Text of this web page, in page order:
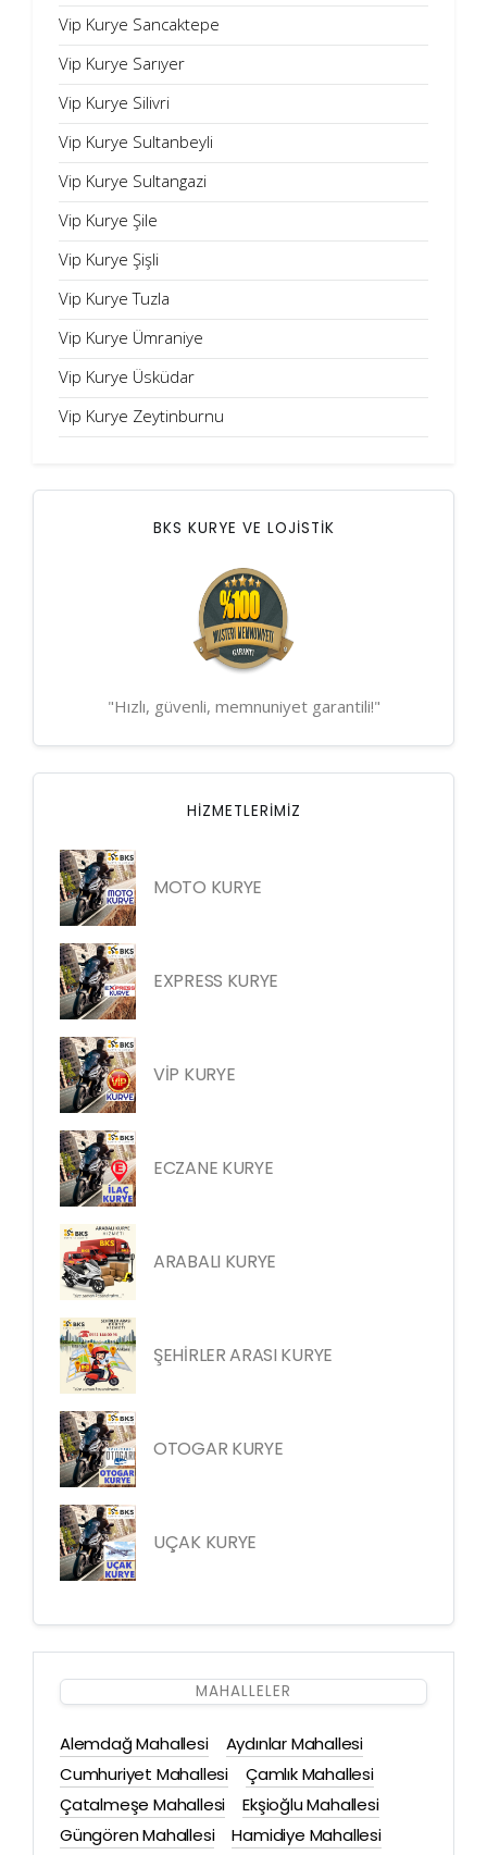
Vip Kurye Sancaktepe
Vip Kurye Sarıyer
Vip Kurye Silivri
Vip Kurye Sultanbeyli
Vip Kurye Sultangazi
Vip Kurye Şile
Vip Kurye Şişli
Vip Kurye Tuzla
Vip Kurye Ümraniye
Vip Kurye Üsküdar
Vip Kurye Zeytinburnu
BKS KURYE VE LOJİSTİK
"Hızlı, güvenli, memnuniyet garantili!"
HIZMETLERIMIZ
MOTO KURYE
EXPRESS KURYE
VİP KURYE
ECZANE KURYE
ARABALI KURYE
ŞEHİRLER ARASI KURYE
OTOGAR KURYE
UÇAK KURYE
MAHALLELER
Alemdağ Mahallesi
Aydınlar Mahallesi
Cumhuriyet Mahallesi
Çamlık Mahallesi
Çatalmeşe Mahallesi
Ekşioğlu Mahallesi
Güngören Mahallesi
Hamidiye Mahallesi